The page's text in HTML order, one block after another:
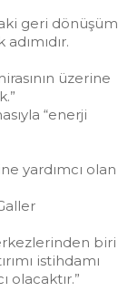
geri dönüşüm
üzerine
“enerji
yardımcı olan
biri
istihdamı
olacaktır.”